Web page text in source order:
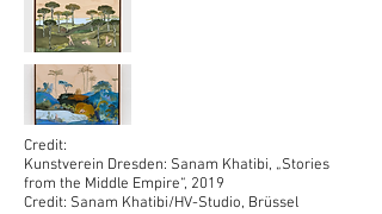
Credit:
Kunstverein Dresden: Sanam Khatibi, „Stories
from the Middle Empire“, 2019
Credit: Sanam Khatibi/HV-Studio, Brüssel